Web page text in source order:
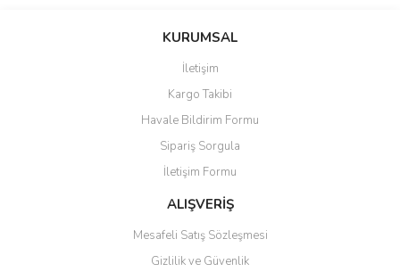
Bu ürüne ilk yorumu siz yapın!
Ürün hakkında henüz soru sorulmamış.
Ürün resmi kalitesiz, bozuk veya görüntülenemiyor.
Ürün açıklamasında eksik bilgiler bulunuyor.
Ürün bilgilerinde hatalar bulunuyor.
Ürün fiyatı diğer sitelerden daha pahalı.
Bu ürüne benzer farklı alternatifler olmalı.
KURUMSAL
İletişim
Kargo Takibi
Havale Bildirim Formu
Sipariş Sorgula
İletişim Formu
ALIŞVERİŞ
Mesafeli Satış Sözleşmesi
Gizlilik ve Güvenlik